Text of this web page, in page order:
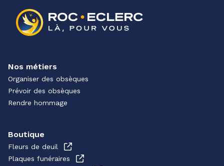
Nos métiers
Organiser des obsèques
Prévoir des obsèques
Rendre hommage
Boutique
Fleurs de deuil
Plaques funéraires